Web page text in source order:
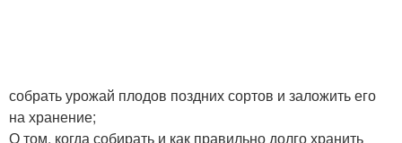
собрать урожай плодов поздних сортов и заложить его
на хранение;
О том, когда собирать и как правильно долго хранить